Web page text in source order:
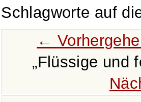
Schlagworte auf
←
Flüssige und